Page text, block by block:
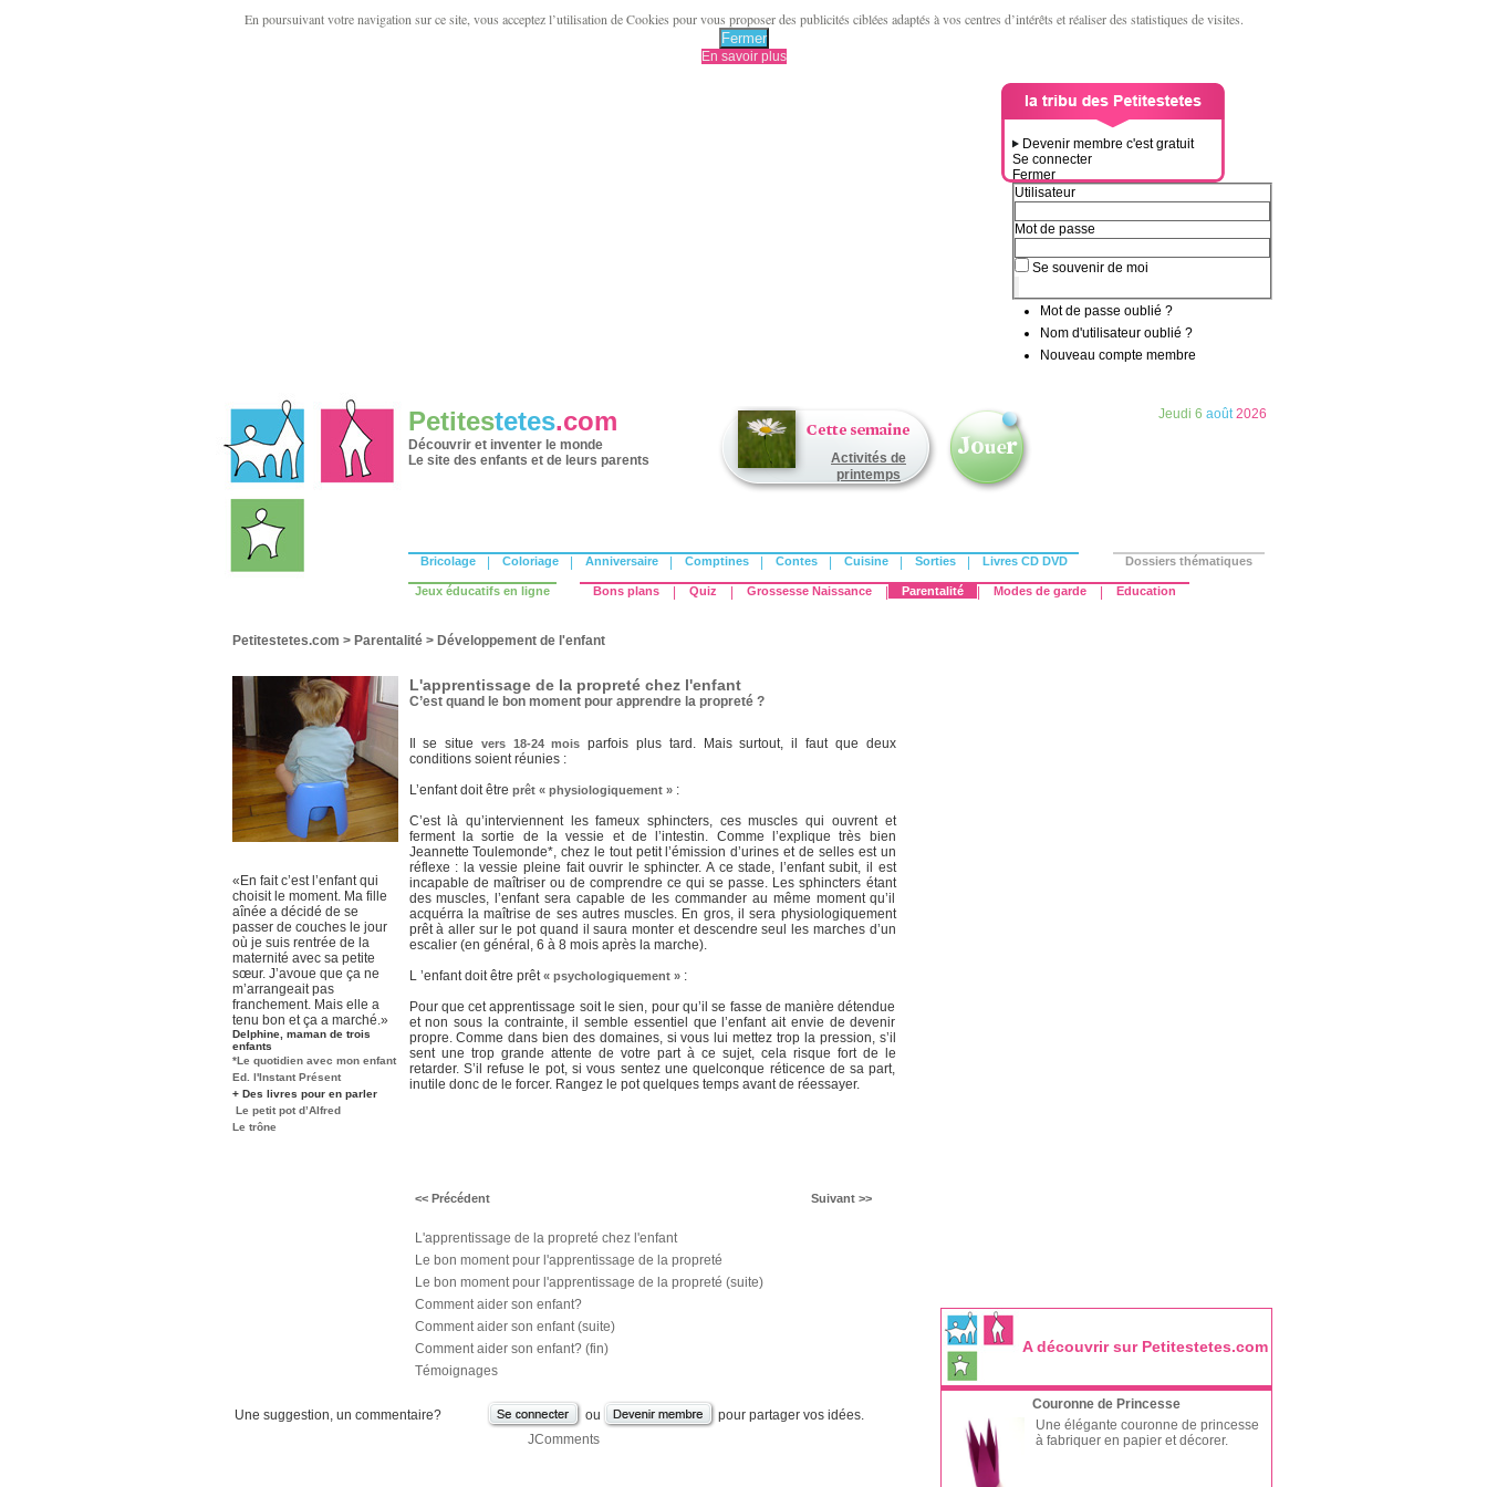
En poursuivant votre navigation sur ce site, vous acceptez l’utilisation de Cookies pour vous proposer des publicités ciblées adaptés à vos centres d’intérêts et réaliser des statistiques de visites.
Fermer
En savoir plus
Devenir membre c'est gratuit
Se connecter
Fermer
Utilisateur
Mot de passe
Se souvenir de moi
Mot de passe oublié ?
Nom d'utilisateur oublié ?
Nouveau compte membre
Petitestetes.com
Découvrir et inventer le monde
Le site des enfants et de leurs parents
Activités de
printemps
Jeudi 6 août2026
Bricolage Coloriage Anniversaire Comptines Contes Cuisine Sorties Livres CD DVD Dossiers thématiques
Jeux éducatifs en ligne Bons plans Quiz Grossesse Naissance Parentalité Modes de garde Education
Petitestetes.com > Parentalité > Développement de l'enfant
«En fait c’est l’enfant qui
choisit le moment. Ma fille
aînée a décidé de se
passer de couches le jour
où je suis rentrée de la
maternité avec sa petite
sœur. J’avoue que ça ne
m’arrangeait pas
franchement. Mais elle a
tenu bon et ça a marché.»
Delphine, maman de trois
enfants
*Le quotidien avec mon enfant
Ed. l'Instant Présent
+ Des livres pour en parler
Le petit pot d’Alfred
Le trône
L'apprentissage de la propreté chez l'enfant
C’est quand le bon moment pour apprendre la propreté ?
Il se situe vers 18-24 mois parfois plus tard. Mais surtout, il faut que deux
conditions soient réunies :
L’enfant doit être prêt « physiologiquement»:
C’est là qu’interviennent les fameux sphincters, ces muscles qui ouvrent et
ferment la sortie de la vessie et de l’intestin. Comme l’explique très bien
Jeannette Toulemonde*, chez le tout petit l’émission d’urines et de selles est un
réflexe : la vessie pleine fait ouvrir le sphincter. A ce stade, l’enfant subit, il est
incapable de maîtriser ou de comprendre ce qui se passe. Les sphincters étant
des muscles, l’enfant sera capable de les commander au même moment qu’il
acquérra la maîtrise de ses autres muscles. En gros, il sera physiologiquement
prêt à aller sur le pot quand il saura monter et descendre seul les marches d’un
escalier (en général, 6 à 8 mois après la marche).
L ’enfant doit être prêt« psychologiquement »:
Pour que cet apprentissage soit le sien, pour qu’il se fasse de manière détendue
et non sous la contrainte, il semble essentiel que l’enfant ait envie de devenir
propre. Comme dans bien des domaines, si vous lui mettez trop la pression, s’il
sent une trop grande attente de votre part à ce sujet, cela risque fort de le
retarder. S’il refuse le pot, si vous sentez une quelconque réticence de sa part,
inutile donc de le forcer. Rangez le pot quelques temps avant de réessayer.
<< Précédent Suivant >>
L'apprentissage de la propreté chez l'enfant
Le bon moment pour l'apprentissage de la propreté
Le bon moment pour l'apprentissage de la propreté (suite)
Comment aider son enfant?
Comment aider son enfant (suite)
Comment aider son enfant? (fin)
Témoignages
Une suggestion, un commentaire? ou
pour partager vos idées.
JComments
A découvrir sur Petitestetes.com
Couronne de Princesse
Une élégante couronne de princesse
à fabriquer en papier et décorer.